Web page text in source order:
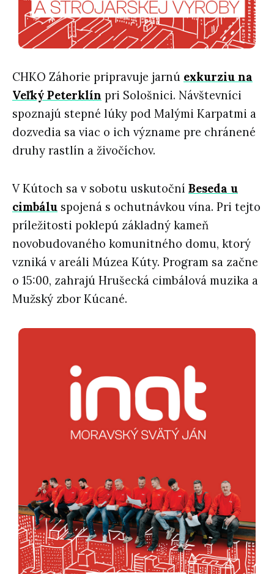
CHKO Záhorie pripravuje jarnú exkurziu na
Veľký Peterklín pri Sološnici. Návštevníci
spoznajú stepné lúky pod Malými Karpatmi a
dozvedia sa viac o ich význame pre chránené
druhy rastlín a živočíchov.
V Kútoch sa v sobotu uskutoční Beseda u
cimbálu spojená s ochutnávkou vína. Pri tejto
príležitosti poklepú základný kameň
novobudovaného komunitného domu, ktorý
vzniká v areáli Múzea Kúty. Program sa začne
o 15:00, zahrajú Hrušecká cimbálová muzika a
Mužský zbor Kúcané.